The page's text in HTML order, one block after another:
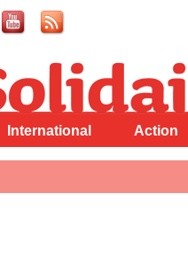
International Action